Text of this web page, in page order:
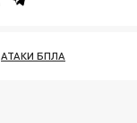
АТАКИ БПЛА